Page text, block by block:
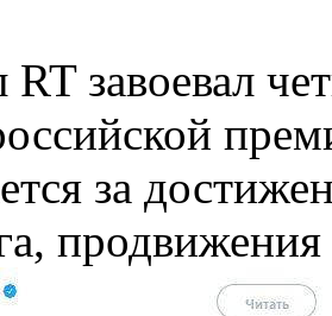
RT завоевал
за